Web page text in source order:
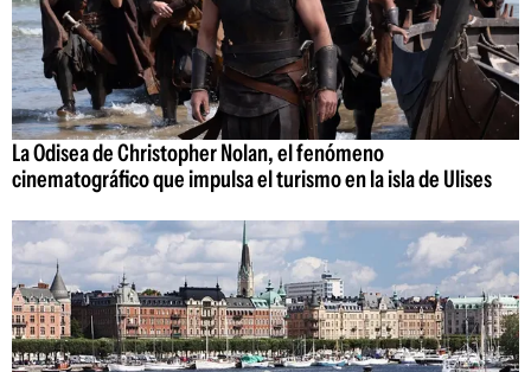
La Odisea de Christopher Nolan, el fenómeno
cinematográfico que impulsa el turismo en la isla de Ulises